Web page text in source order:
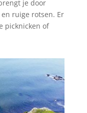
je door
ruige rotsen. Er
picknicken of